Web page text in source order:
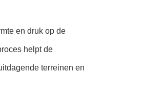
en druk op de
helpt de
terreinen en